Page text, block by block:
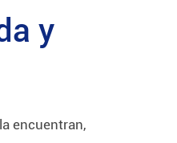
y
encuentran,